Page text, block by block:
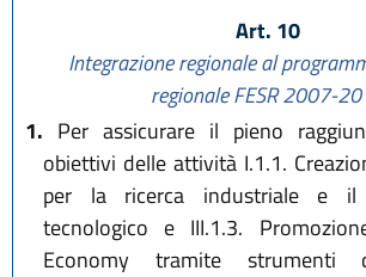
Art. 10
Integrazione regionale al
regionale FESR 2007-
1. Per assicurare il pieno
obiettivi delle attività I.1.1.
per la ricerca industriale e il
tecnologico e III.1.3.
Economy tramite strumenti